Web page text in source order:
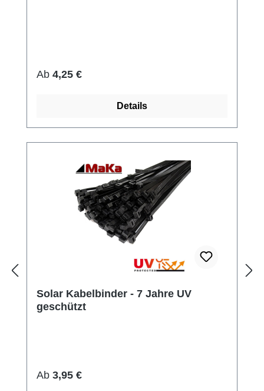
Regulärer Preis:
Ab 4,25 €
Details
Solar Kabelbinder - 7 Jahre UV
geschützt
Regulärer Preis:
Ab 3,95 €